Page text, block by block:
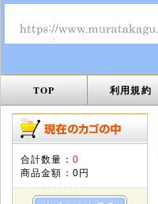
TOP 利用規約
合計数量： 0
商品金額： 0円